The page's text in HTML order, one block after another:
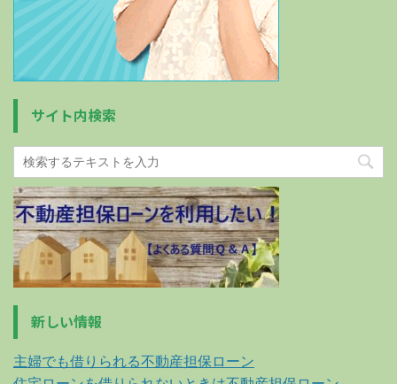
サイト内検索
新しい情報
主婦でも借りられる不動産担保ローン